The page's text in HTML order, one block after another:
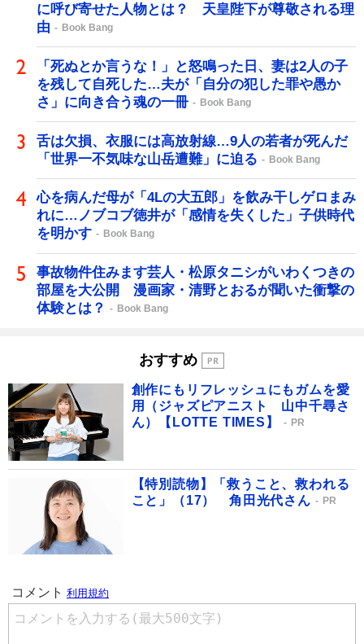
に呼び寄せた人物とは？ 天皇陛下が尊敬される理
由
Book Bang
「死ぬとか言うな！」と怒鳴った日、妻は2人の子
を残して自死した…夫が「自分の犯した罪や愚か
さ」に向き合う魂の一冊
Book Bang
舌は欠損、衣服には高放射線…9人の若者が死んだ
「世界一不気味な山岳遭難」に迫る
Book Bang
心を病んだ母が「4Lの大五郎」を飲み干しゲロまみ
れに…ノブコブ徳井が「感情を失くした」子供時代
を明かす
Book Bang
事故物件住みます芸人・松原タニシがいわくつきの
部屋を大公開 漫画家・清野とおるが聞いた衝撃の
体験とは？
Book Bang
おすすめ
創作にもリフレッシュにもガムを愛
用（ジャズピアニスト 山中千尋さ
ん）【LOTTE TIMES】
PR
【特別読物】「救うこと、救われる
こと」（17） 角田光代さん
PR